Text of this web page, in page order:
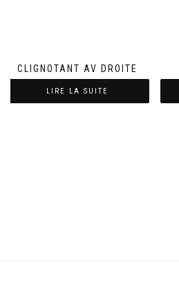
CLIGNOTANT AV DROITE
LIRE LA SUITE